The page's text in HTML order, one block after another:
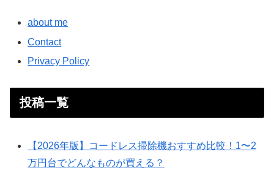
about me
Contact
Privacy Policy
投稿一覧
【2026年版】コードレス掃除機おすすめ比較！1〜2
万円台でどんなものが買える？